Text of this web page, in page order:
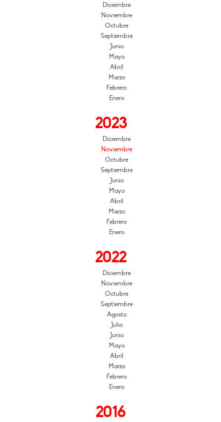
Diciembre
Noviembre
Octubre
Septiembre
Junio
Mayo
Abril
Marzo
Febrero
Enero
2023
Diciembre
Noviembre
Octubre
Septiembre
Junio
Mayo
Abril
Marzo
Febrero
Enero
2022
Diciembre
Noviembre
Octubre
Septiembre
Agosto
Julio
Junio
Mayo
Abril
Marzo
Febrero
Enero
2016